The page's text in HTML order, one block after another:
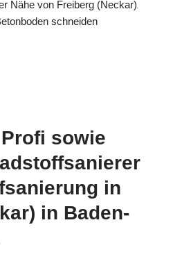
sowie
in
in Baden-